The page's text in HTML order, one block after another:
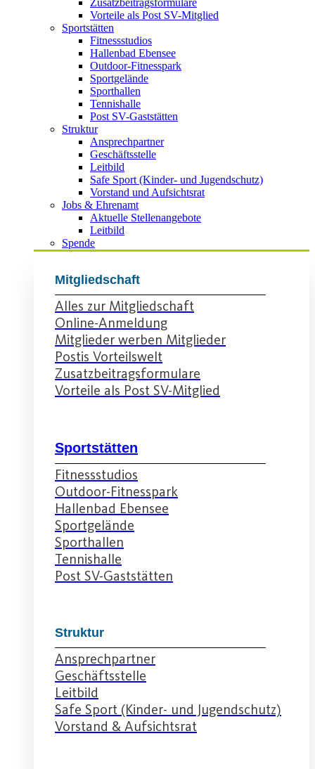
Zusatzbeitragsformulare
Vorteile als Post SV-Mitglied
Sportstätten
Fitnessstudios
Hallenbad Ebensee
Outdoor-Fitnesspark
Sportgelände
Sporthallen
Tennishalle
Post SV-Gaststätten
Struktur
Ansprechpartner
Geschäftsstelle
Leitbild
Safe Sport (Kinder- und Jugendschutz)
Vorstand und Aufsichtsrat
Jobs & Ehrenamt
Aktuelle Stellenangebote
Leitbild
Spende
Mitgliedschaft
Alles zur Mitgliedschaft
Online-Anmeldung
Mitglieder werben Mitglieder
Postis Vorteilswelt
Zusatzbeitragsformulare
Vorteile als Post SV-Mitglied
Sportstätten
Fitnessstudios
Outdoor-Fitnesspark
Hallenbad Ebensee
Sportgelände
Sporthallen
Tennishalle
Post SV-Gaststätten
Struktur
Ansprechpartner
Geschäftsstelle
Leitbild
Safe Sport (Kinder- und Jugendschutz)
Vorstand & Aufsichtsrat